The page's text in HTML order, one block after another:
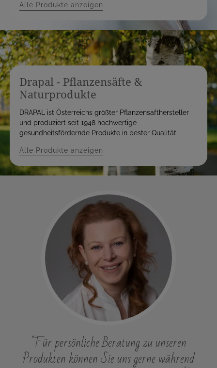
Alle Produkte anzeigen
Drapal - Pflanzensäfte &
Naturprodukte
DRAPAL ist Österreichs größter Pflanzensafthersteller
und produziert seit 1948 hochwertige
gesundheitsfördernde Produkte in bester Qualität.
Alle Produkte anzeigen
"Für persönliche Beratung zu unseren
Produkten können Sie uns gerne während